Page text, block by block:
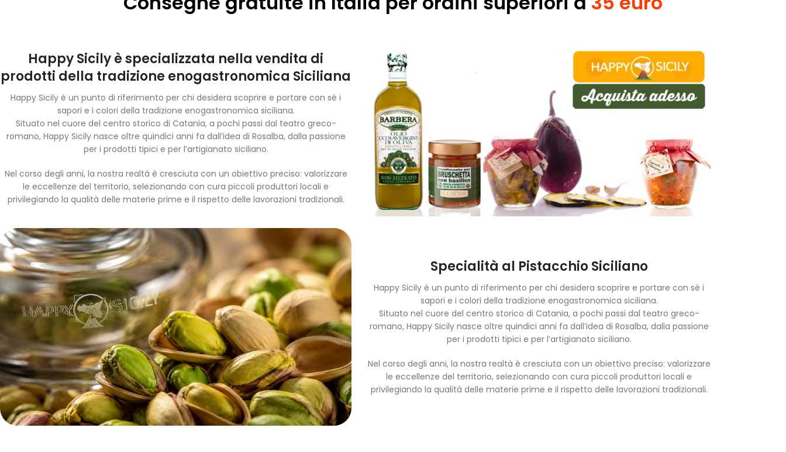
Happy Sicily è specializzata nella vendita di
prodotti della tradizione enogastronomica Siciliana
Happy Sicily è un punto di riferimento per chi desidera scoprire e portare con sé i
sapori e i colori della tradizione enogastronomica siciliana.
Situato nel cuore del centro storico di Catania, a pochi passi dal teatro greco-
romano, Happy Sicily nasce oltre quindici anni fa dall’idea di Rosalba, dalla passione
per i prodotti tipici e per l’artigianato siciliano.
Nel corso degli anni, la nostra realtà è cresciuta con un obiettivo preciso: valorizzare
le eccellenze del territorio, selezionando con cura piccoli produttori locali e
privilegiando la qualità delle materie prime e il rispetto delle lavorazioni tradizionali.
Specialità al Pistacchio Siciliano
Happy Sicily è un punto di riferimento per chi desidera scoprire e portare con sé i
sapori e i colori della tradizione enogastronomica siciliana.
Situato nel cuore del centro storico di Catania, a pochi passi dal teatro greco-
romano, Happy Sicily nasce oltre quindici anni fa dall’idea di Rosalba, dalla passione
per i prodotti tipici e per l’artigianato siciliano.
Nel corso degli anni, la nostra realtà è cresciuta con un obiettivo preciso: valorizzare
le eccellenze del territorio, selezionando con cura piccoli produttori locali e
privilegiando la qualità delle materie prime e il rispetto delle lavorazioni tradizionali.